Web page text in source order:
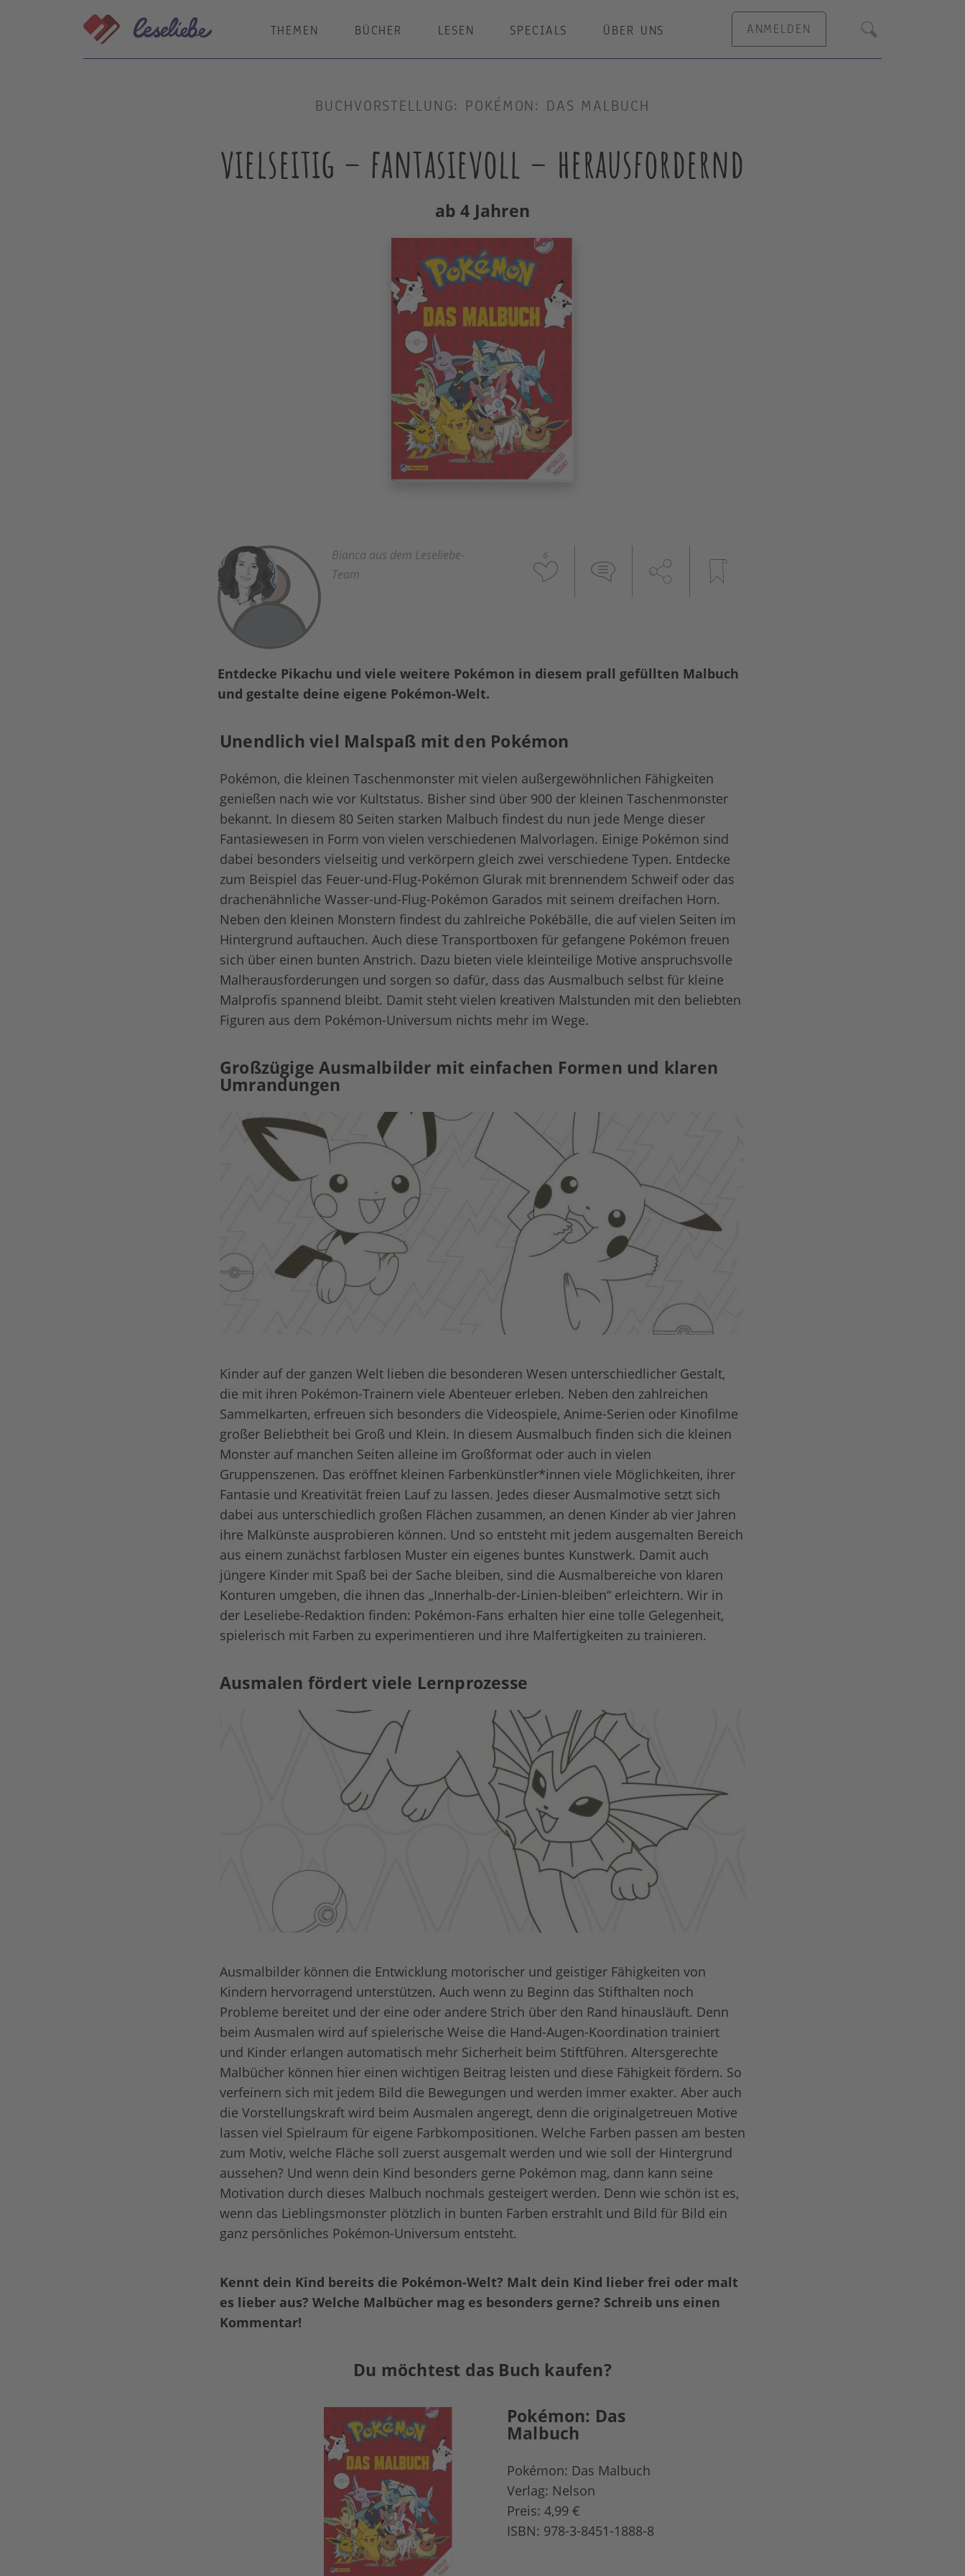
THEMEN BÜCHER LESEN SPECIALS ÜBER UNS ANMELDEN Suche
BUCHVORSTELLUNG: POKÉMON: DAS MALBUCH
vielseitig – fantasievoll – herausfordernd
ab 4 Jahren
Bianca aus dem Leseliebe-
Team
6
Entdecke Pikachu und viele weitere Pokémon in diesem prall gefüllten Malbuch
und gestalte deine eigene Pokémon-Welt.
Unendlich viel Malspaß mit den Pokémon
Pokémon, die kleinen Taschenmonster mit vielen außergewöhnlichen Fähigkeiten
genießen nach wie vor Kultstatus. Bisher sind über 900 der kleinen Taschenmonster
bekannt. In diesem 80 Seiten starken Malbuch findest du nun jede Menge dieser
Fantasiewesen in Form von vielen verschiedenen Malvorlagen. Einige Pokémon sind
dabei besonders vielseitig und verkörpern gleich zwei verschiedene Typen. Entdecke
zum Beispiel das Feuer-und-Flug-Pokémon Glurak mit brennendem Schweif oder das
drachenähnliche Wasser-und-Flug-Pokémon Garados mit seinem dreifachen Horn.
Neben den kleinen Monstern findest du zahlreiche Pokébälle, die auf vielen Seiten im
Hintergrund auftauchen. Auch diese Transportboxen für gefangene Pokémon freuen
sich über einen bunten Anstrich. Dazu bieten viele kleinteilige Motive anspruchsvolle
Malherausforderungen und sorgen so dafür, dass das Ausmalbuch selbst für kleine
Malprofis spannend bleibt. Damit steht vielen kreativen Malstunden mit den beliebten
Figuren aus dem Pokémon-Universum nichts mehr im Wege.
Großzügige Ausmalbilder mit einfachen Formen und klaren
Umrandungen
Kinder auf der ganzen Welt lieben die besonderen Wesen unterschiedlicher Gestalt,
die mit ihren Pokémon-Trainern viele Abenteuer erleben. Neben den zahlreichen
Sammelkarten, erfreuen sich besonders die Videospiele, Anime-Serien oder Kinofilme
großer Beliebtheit bei Groß und Klein. In diesem Ausmalbuch finden sich die kleinen
Monster auf manchen Seiten alleine im Großformat oder auch in vielen
Gruppenszenen. Das eröffnet kleinen Farbenkünstler*innen viele Möglichkeiten, ihrer
Fantasie und Kreativität freien Lauf zu lassen. Jedes dieser Ausmalmotive setzt sich
dabei aus unterschiedlich großen Flächen zusammen, an denen Kinder ab vier Jahren
ihre Malkünste ausprobieren können. Und so entsteht mit jedem ausgemalten Bereich
aus einem zunächst farblosen Muster ein eigenes buntes Kunstwerk. Damit auch
jüngere Kinder mit Spaß bei der Sache bleiben, sind die Ausmalbereiche von klaren
Konturen umgeben, die ihnen das „Innerhalb-der-Linien-bleiben“ erleichtern. Wir in
der Leseliebe-Redaktion finden: Pokémon-Fans erhalten hier eine tolle Gelegenheit,
spielerisch mit Farben zu experimentieren und ihre Malfertigkeiten zu trainieren.
Ausmalen fördert viele Lernprozesse
Ausmalbilder können die Entwicklung motorischer und geistiger Fähigkeiten von
Kindern hervorragend unterstützen. Auch wenn zu Beginn das Stifthalten noch
Probleme bereitet und der eine oder andere Strich über den Rand hinausläuft. Denn
beim Ausmalen wird auf spielerische Weise die Hand-Augen-Koordination trainiert
und Kinder erlangen automatisch mehr Sicherheit beim Stiftführen. Altersgerechte
Malbücher können hier einen wichtigen Beitrag leisten und diese Fähigkeit fördern. So
verfeinern sich mit jedem Bild die Bewegungen und werden immer exakter. Aber auch
die Vorstellungskraft wird beim Ausmalen angeregt, denn die originalgetreuen Motive
lassen viel Spielraum für eigene Farbkompositionen. Welche Farben passen am besten
zum Motiv, welche Fläche soll zuerst ausgemalt werden und wie soll der Hintergrund
aussehen? Und wenn dein Kind besonders gerne Pokémon mag, dann kann seine
Motivation durch dieses Malbuch nochmals gesteigert werden. Denn wie schön ist es,
wenn das Lieblingsmonster plötzlich in bunten Farben erstrahlt und Bild für Bild ein
ganz persönliches Pokémon-Universum entsteht.
Kennt dein Kind bereits die Pokémon-Welt? Malt dein Kind lieber frei oder malt
es lieber aus? Welche Malbücher mag es besonders gerne? Schreib uns einen
Kommentar!
Du möchtest das Buch kaufen?
Pokémon: Das
Malbuch
Pokémon: Das Malbuch
Verlag: Nelson
Preis: 4,99 €
ISBN: 978-3-8451-1888-8